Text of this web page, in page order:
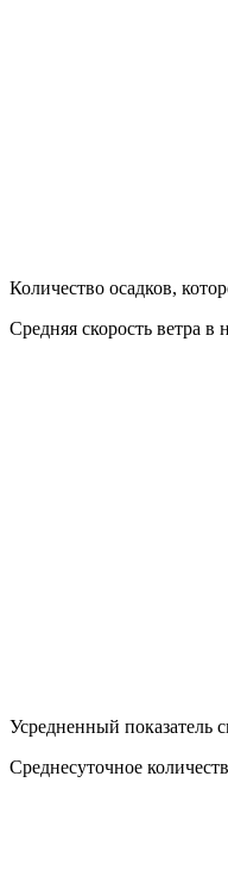
Количество осадков,
Средняя скорость ветра в
Усредненный показатель
Среднесуточное